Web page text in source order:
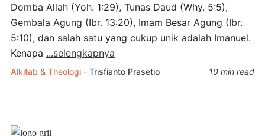
Domba Allah (Yoh. 1:29), Tunas Daud (Why. 5:5),
Gembala Agung (Ibr. 13:20), Imam Besar Agung (Ibr.
5:10), dan salah satu yang cukup unik adalah Imanuel.
Kenapa ...selengkapnya
Alkitab & Theologi - Trisfianto Prasetio 10 min read